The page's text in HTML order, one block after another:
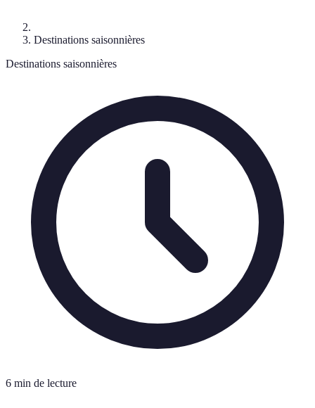
Destinations saisonnières
Destinations saisonnières
6 min de lecture